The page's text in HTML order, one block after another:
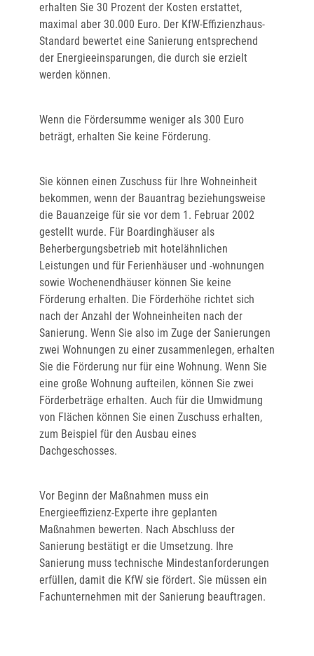
erhalten Sie 30 Prozent der Kosten erstattet,
maximal aber 30.000 Euro. Der KfW-Effizienzhaus-
Standard bewertet eine Sanierung entsprechend
der Energieeinsparungen, die durch sie erzielt
werden können.
Wenn die Fördersumme weniger als 300 Euro
beträgt, erhalten Sie keine Förderung.
Sie können einen Zuschuss für Ihre Wohneinheit
bekommen, wenn der Bauantrag beziehungsweise
die Bauanzeige für sie vor dem 1. Februar 2002
gestellt wurde. Für Boardinghäuser als
Beherbergungsbetrieb mit hotelähnlichen
Leistungen und für Ferienhäuser und -wohnungen
sowie Wochenendhäuser können Sie keine
Förderung erhalten. Die Förderhöhe richtet sich
nach der Anzahl der Wohneinheiten nach der
Sanierung. Wenn Sie also im Zuge der Sanierungen
zwei Wohnungen zu einer zusammenlegen, erhalten
Sie die Förderung nur für eine Wohnung. Wenn Sie
eine große Wohnung aufteilen, können Sie zwei
Förderbeträge erhalten. Auch für die Umwidmung
von Flächen können Sie einen Zuschuss erhalten,
zum Beispiel für den Ausbau eines
Dachgeschosses.
Vor Beginn der Maßnahmen muss ein
Energieeffizienz-Experte ihre geplanten
Maßnahmen bewerten. Nach Abschluss der
Sanierung bestätigt er die Umsetzung. Ihre
Sanierung muss technische Mindestanforderungen
erfüllen, damit die KfW sie fördert. Sie müssen ein
Fachunternehmen mit der Sanierung beauftragen.